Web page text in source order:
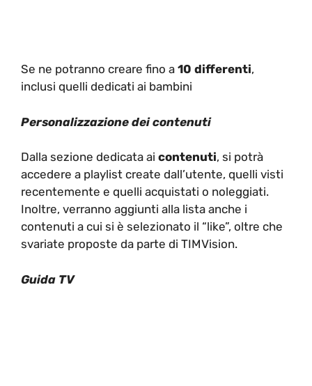
Se ne potranno creare fino a 10 differenti,
inclusi quelli dedicati ai bambini
Personalizzazione dei contenuti
Dalla sezione dedicata ai contenuti, si potrà
accedere a playlist create dall’utente, quelli visti
recentemente e quelli acquistati o noleggiati.
Inoltre, verranno aggiunti alla lista anche i
contenuti a cui si è selezionato il “like”, oltre che
svariate proposte da parte di TIMVision.
Guida TV